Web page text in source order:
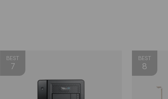
BEST
7
BEST
8